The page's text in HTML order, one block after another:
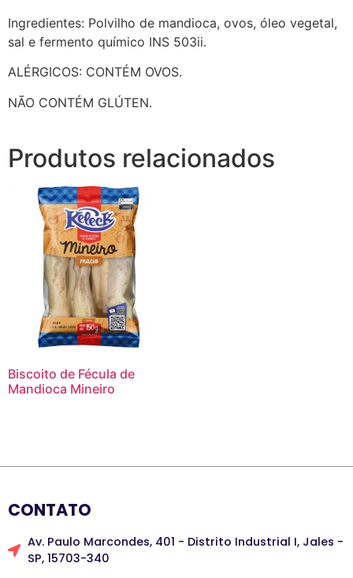
Ingredientes: Polvilho de mandioca, ovos, óleo vegetal,
sal e fermento químico INS 503ii.
ALÉRGICOS: CONTÉM OVOS.
NÃO CONTÉM GLÚTEN.
Produtos relacionados
Biscoito de Fécula de
Mandioca Mineiro
CONTATO
Av. Paulo Marcondes, 401 - Distrito Industrial I, Jales -
SP, 15703-340